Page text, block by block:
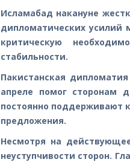
Исламабад накануне
дипломатических
критическую
стабильности.
Пакистанская
апреле помог сторонам
постоянно поддерживают
предложения.
Несмотря на
неуступчивости сторон.